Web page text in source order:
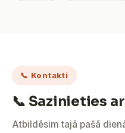
📞 Kontakti
📞 Sazinieties
Atbildēsim tajā pašā